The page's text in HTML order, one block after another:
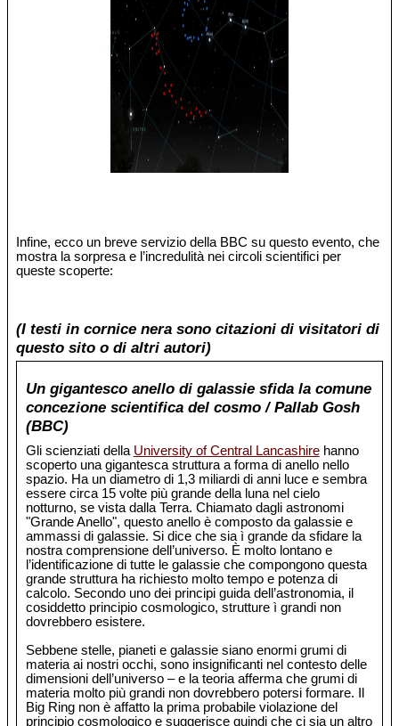
Infine, ecco un breve servizio della BBC su questo evento, che
mostra la sorpresa e l’incredulità nei circoli scientifici per
queste scoperte:
(I testi in cornice nera sono citazioni di visitatori di
questo sito o di altri autori)
Un gigantesco anello di galassie sfida la comune
concezione scientifica del cosmo / Pallab Gosh
(BBC)
Gli scienziati della University of Central Lancashirehanno
scoperto una gigantesca struttura a forma di anello nello
spazio. Ha un diametro di 1,3 miliardi di anni luce e sembra
essere circa 15 volte più grande della luna nel cielo
notturno, se vista dalla Terra. Chiamato dagli astronomi
"Grande Anello", questo anello è composto da galassie e
ammassi di galassie. Si dice che sia ì grande da sfidare la
nostra comprensione dell’universo. È molto lontano e
l’identificazione di tutte le galassie che compongono questa
grande struttura ha richiesto molto tempo e potenza di
calcolo. Secondo uno dei principi guida dell’astronomia, il
cosiddetto principio cosmologico, strutture ì grandi non
dovrebbero esistere.
Sebbene stelle, pianeti e galassie siano enormi grumi di
materia ai nostri occhi, sono insignificanti nel contesto delle
dimensioni dell’universo – e la teoria afferma che grumi di
materia molto più grandi non dovrebbero potersi formare. Il
Big Ring non è affatto la prima probabile violazione del
principio cosmologico e suggerisce quindi che ci sia un altro